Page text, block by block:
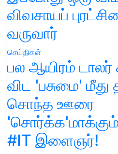
விவசாயப்
வருவார்
செய்திகள்
பல ஆயிரம்
விட 'பசுமை' மீது
சொந்த ஊரை
'சொர்க்க'மாக்கும்
#IT இளைஞர்!